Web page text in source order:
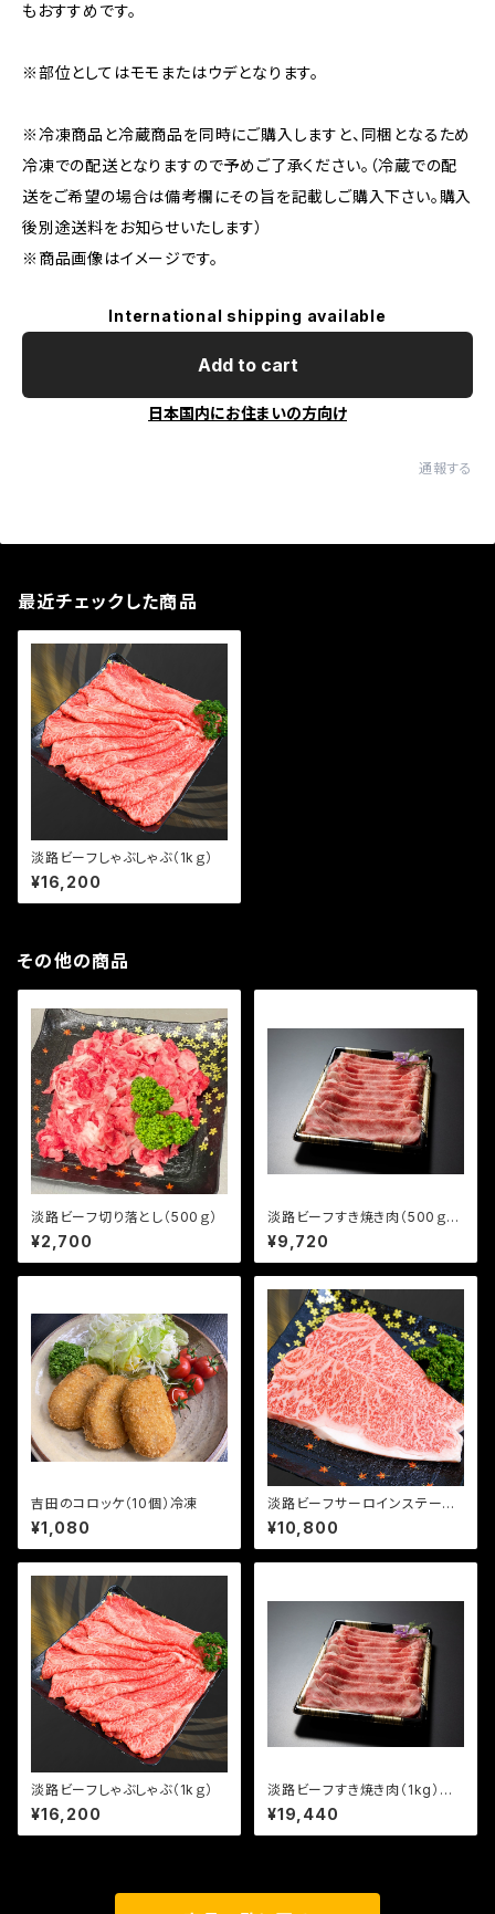
もおすすめです。
※部位としてはモモまたはウデとなります。
※冷凍商品と冷蔵商品を同時にご購入しますと、同梱となるため
冷凍での配送となりますので予めご了承ください。（冷蔵での配
送をご希望の場合は備考欄にその旨を記載しご購入下さい。購入
後別途送料をお知らせいたします）
※商品画像はイメージです。
International shipping available
Add to cart
日本国内にお住まいの方向け
通報する
最近チェックした商品
淡路ビーフしゃぶしゃぶ（1kｇ）
¥16,200
その他の商品
淡路ビーフ切り落とし（500ｇ）
¥2,700
淡路ビーフすき焼き肉（500ｇ）
リブロースまたは肩ロース
¥9,720
吉田のコロッケ（10個）冷凍
¥1,080
淡路ビーフサーロインステーキ
（500ｇ）
¥10,800
淡路ビーフしゃぶしゃぶ（1kｇ）
¥16,200
淡路ビーフすき焼き肉（1kg）リ
ブロースまたは肩ロース
¥19,440